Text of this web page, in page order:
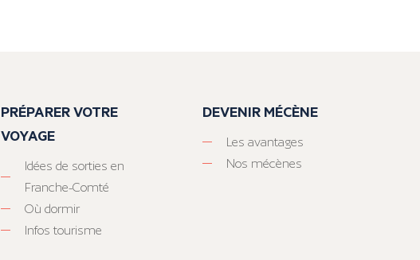
PRÉPARER VOTRE
VOYAGE
Idées de sorties en
Franche-Comté
Où dormir
Infos tourisme
DEVENIR MÉCÈNE
Les avantages
Nos mécènes